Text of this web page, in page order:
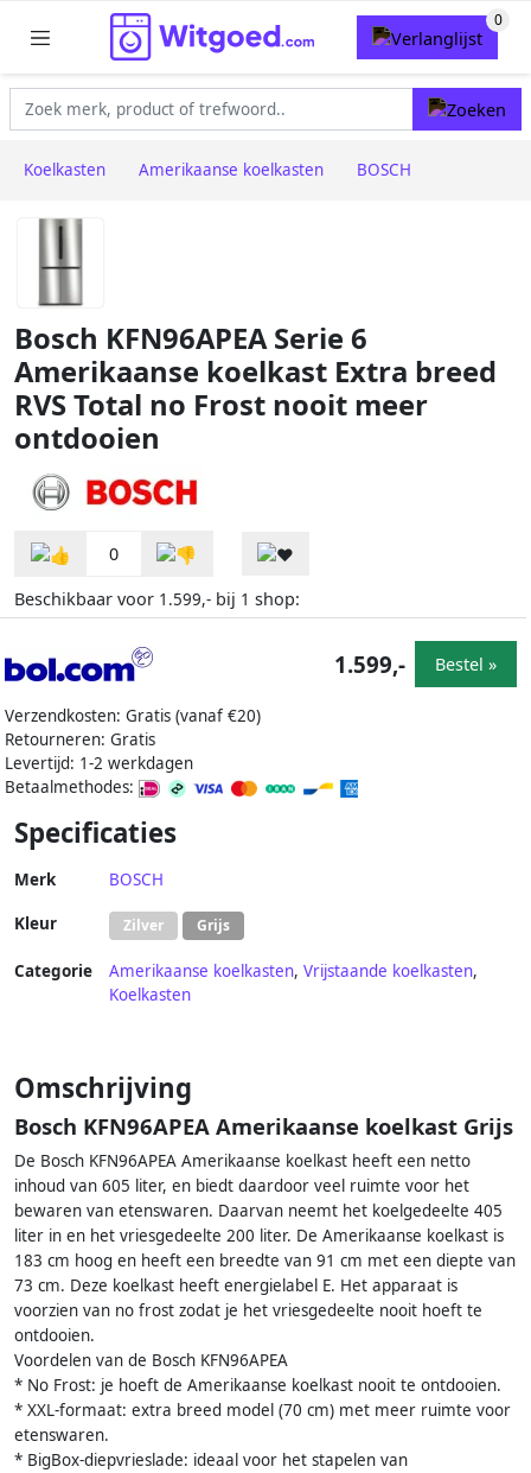
Koelkasten Amerikaanse koelkasten BOSCH
Bosch KFN96APEA Serie 6
Amerikaanse koelkast Extra breed
RVS Total no Frost nooit meer
ontdooien
0
Beschikbaar voor 1.599,- bij 1 shop:
Verzendkosten: Gratis (vanaf €20)
Retourneren: Gratis
Levertijd: 1-2 werkdagen
Betaalmethodes:
1.599,- Bestel »
Specificaties
Merk BOSCH
Kleur Zilver Grijs
Categorie Amerikaanse koelkasten, Vrijstaande koelkasten,
Koelkasten
Omschrijving
Bosch KFN96APEA Amerikaanse koelkast Grijs
De Bosch KFN96APEA Amerikaanse koelkast heeft een netto
inhoud van 605 liter, en biedt daardoor veel ruimte voor het
bewaren van etenswaren. Daarvan neemt het koelgedeelte 405
liter in en het vriesgedeelte 200 liter. De Amerikaanse koelkast is
183 cm hoog en heeft een breedte van 91 cm met een diepte van
73 cm. Deze koelkast heeft energielabel E. Het apparaat is
voorzien van no frost zodat je het vriesgedeelte nooit hoeft te
ontdooien.
Voordelen van de Bosch KFN96APEA
* No Frost: je hoeft de Amerikaanse koelkast nooit te ontdooien.
* XXL-formaat: extra breed model (70 cm) met meer ruimte voor
etenswaren.
* BigBox-diepvrieslade: ideaal voor het stapelen van